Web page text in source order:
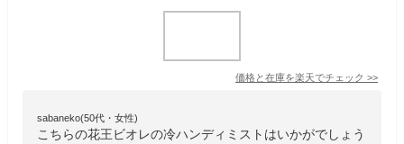
価格と在庫を楽天でチェック >>
sabaneko(50代・女性)
こちらの花王ビオレの冷ハンディミストはいかがでしょう